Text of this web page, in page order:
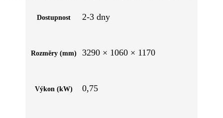
otočná s brzdou. Manuální ovládání a ovládání pomocí pedálu. 1
rychlost. Boční sklopná ramena 1200 × 600 mm. Délka válců 600
Dostupnost 2-3 dny
Rozměry (mm) 3290 × 1060 × 1170
Výkon (kW) 0,75